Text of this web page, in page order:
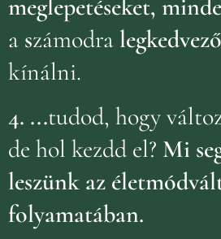
meglepetéseket,
a számodra
kínálni.
4. ...tudod, hogy
de hol kezdd el? Mi
leszünk az
folyamatában.